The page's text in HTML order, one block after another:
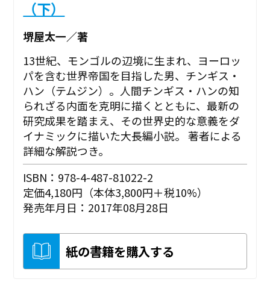
（下）
堺屋太一／著
13世紀、モンゴルの辺境に生まれ、ヨーロッ
パを含む世界帝国を目指した男、チンギス・
ハン（テムジン）。人間チンギス・ハンの知
られざる内面を克明に描くとともに、最新の
研究成果を踏まえ、その世界史的な意義をダ
イナミックに描いた大長編小説。 著者による
詳細な解説つき。
ISBN：978-4-487-81022-2
定価4,180円（本体3,800円＋税10%）
発売年月日：2017年08月28日
紙の書籍を購入する